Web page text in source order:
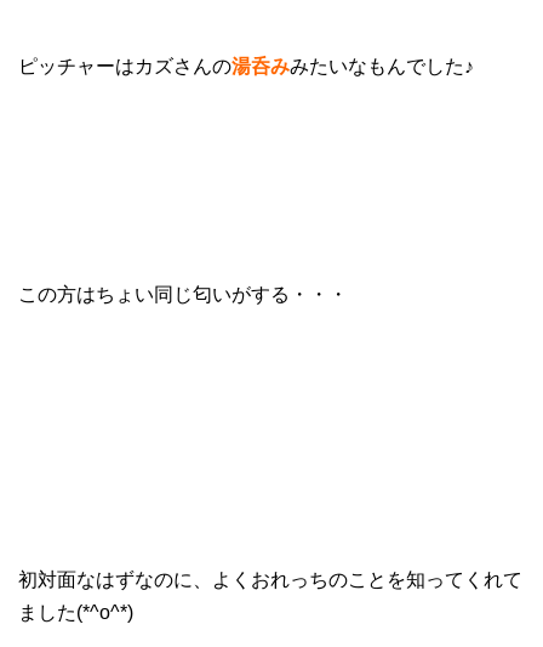
ピッチャーはカズさんの湯呑みみたいなもんでした♪
この方はちょい同じ匂いがする・・・
初対面なはずなのに、よくおれっちのことを知ってくれて
ました(*^o^*)